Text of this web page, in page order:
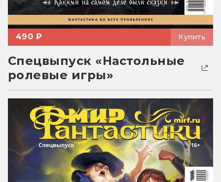
490 ₽ Купить
Спецвыпуск «Настольные
ролевые игры»